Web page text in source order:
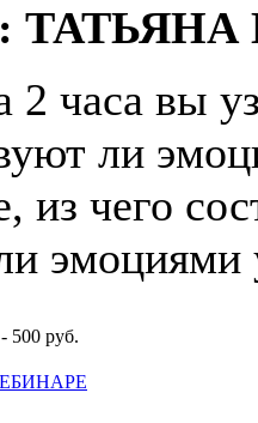
2 часа вы
ли
из чего
эмоциями
500 руб.